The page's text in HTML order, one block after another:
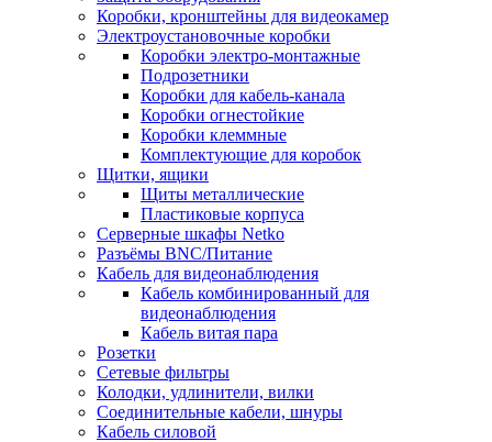
Коробки, кронштейны для видеокамер
Электроустановочные коробки
Коробки электро-монтажные
Подрозетники
Коробки для кабель-канала
Коробки огнестойкие
Коробки клеммные
Комплектующие для коробок
Щитки, ящики
Щиты металлические
Пластиковые корпуса
Серверные шкафы Netko
Разъёмы BNC/Питание
Кабель для видеонаблюдения
Кабель комбинированный для
видеонаблюдения
Кабель витая пара
Розетки
Сетевые фильтры
Колодки, удлинители, вилки
Соединительные кабели, шнуры
Кабель силовой